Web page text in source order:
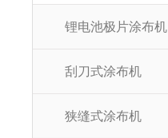
锂电池极片涂布机
刮刀式涂布机
狭缝式涂布机